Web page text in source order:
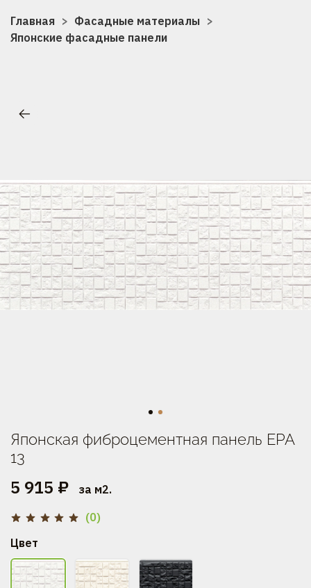
Главная
Фасадные материалы
Японские фасадные панели
(0)
Японская фиброцементная панель EPA
13
5 915 ₽ за м2.
Цвет